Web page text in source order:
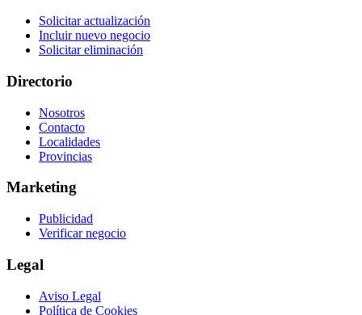
Solicitar actualización
Incluir nuevo negocio
Solicitar eliminación
Directorio
Nosotros
Contacto
Localidades
Provincias
Marketing
Publicidad
Verificar negocio
Legal
Aviso Legal
Política de Cookies